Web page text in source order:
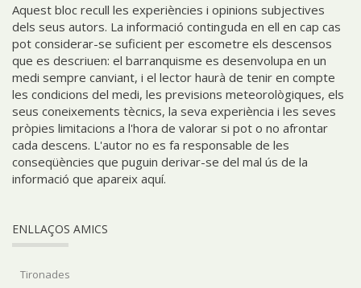
Aquest bloc recull les experiències i opinions subjectives
dels seus autors. La informació continguda en ell en cap cas
pot considerar-se suficient per escometre els descensos
que es descriuen: el barranquisme es desenvolupa en un
medi sempre canviant, i el lector haurà de tenir en compte
les condicions del medi, les previsions meteorològiques, els
seus coneixements tècnics, la seva experiència i les seves
pròpies limitacions a l'hora de valorar si pot o no afrontar
cada descens. L'autor no es fa responsable de les
conseqüències que puguin derivar-se del mal ús de la
informació que apareix aquí.
ENLLAÇOS AMICS
Tironades